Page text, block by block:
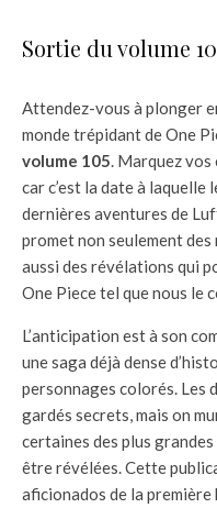
Sortie du volume
Attendez-vous à plonger
monde trépidant de One
volume 105. Marquez
car c’est la date à
dernières aventures de
promet non seulement
aussi des révélations qui
One Piece tel que nous le
L’anticipation est à son
une saga déjà dense
personnages colorés. Les
gardés secrets, mais on
certaines des plus
être révélées. Cette
aficionados de la première